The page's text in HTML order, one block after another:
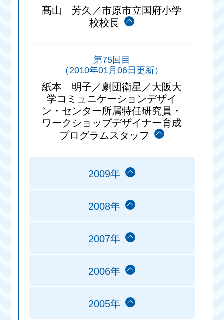
髙山 芳久／市原市立国府小学
校校長
第75回目
（2010年01月06日更新）
紙本 明子／劇団衛星／大阪大
学コミュニケーションデザイ
ン・センター所属特任研究員・
ワークショップデザイナー育成
プログラムスタッフ
2009年
2008年
2007年
2006年
2005年